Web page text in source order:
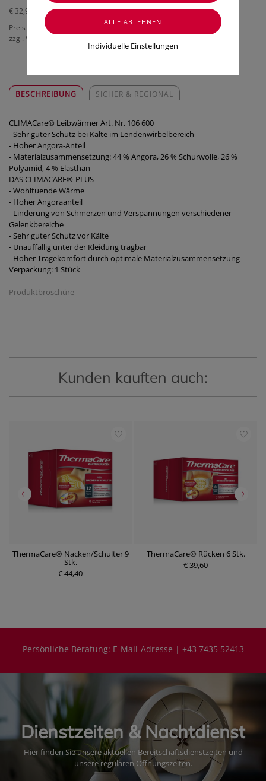
€ 32,90
/ Stück
Preis inkl. MwSt.
zzgl. Versandkosten
BESCHREIBUNG SICHER & REGIONAL
CLIMACare® Leibwärmer Art. Nr. 106 600
- Sehr guter Schutz bei Kälte im Lendenwirbelbereich
- Hoher Angora-Anteil
- Materialzusammensetzung: 44 % Angora, 26 % Schurwolle, 26 %
Polyamid, 4 % Elasthan
DAS CLIMACARE®-PLUS
- Wohltuende Wärme
- Hoher Angoraanteil
- Linderung von Schmerzen und Verspannungen verschiedener
Gelenkbereiche
- Sehr guter Schutz vor Kälte
- Unauffällig unter der Kleidung tragbar
- Hoher Tragekomfort durch optimale Materialzusammensetzung
Verpackung: 1 Stück
Produktbroschüre
Kunden kauften auch:
ThermaCare® Nacken/Schulter 9
Stk.
€ 44,40
ThermaCare® Rücken 6 Stk.
€ 39,60
Individuelle Einstellungen
Persönliche Beratung: E-Mail-Adresse | +43 7435 52413
Dienstzeiten & Nachtdienst
Hier finden Sie unsere aktuellen Bereitschaftsdienstzeiten und
unsere regulären Öffnungszeiten.